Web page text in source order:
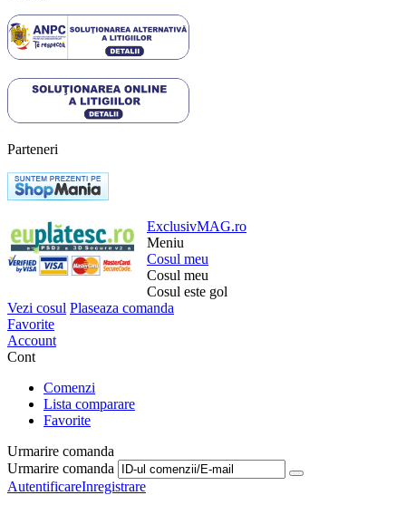
Parteneri
ExclusivMAG.ro
Meniu
Cosul meu
Cosul meu
Cosul este gol
Vezi cosul Plaseaza comanda
Favorite
Account
Cont
Comenzi
Lista comparare
Favorite
Urmarire comanda
Urmarire comanda
AutentificareInregistrare